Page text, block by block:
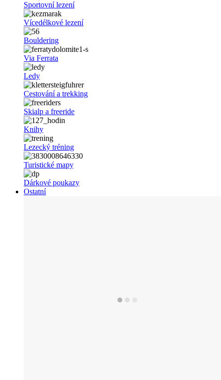
Sportovní lezení
Vícedélkové lezení
Bouldering
Via Ferrata
Ledy
Cestování a trekking
Skialp a freeride
Knihy
Lezecký tréning
Turistické mapy
Dárkové poukazy
Ostatní